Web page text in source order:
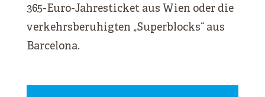
365-Euro-Jahresticket aus Wien oder die
verkehrsberuhigten „Superblocks“ aus
Barcelona.